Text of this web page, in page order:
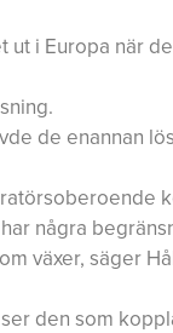
ut i Europa när
de enannan
några
växer, säger
den som